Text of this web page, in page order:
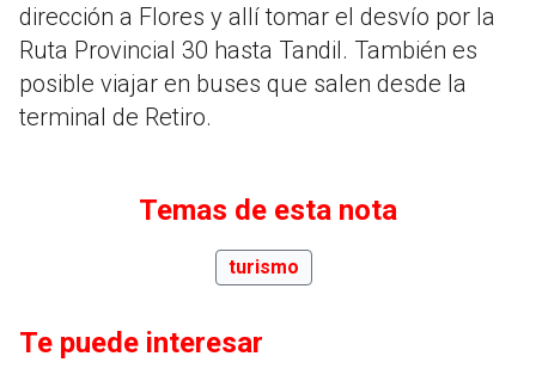
dirección a Flores y allí tomar el desvío por la
Ruta Provincial 30 hasta Tandil. También es
posible viajar en buses que salen desde la
terminal de Retiro.
Temas de esta nota
turismo
Te puede interesar